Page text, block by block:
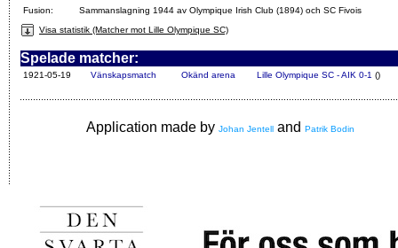
Fusion:
Sammanslagning 1944 av Olympique Irish Club (1894) och SC Fivois
Visa statistik (Matcher mot Lille Olympique SC)
Spelade matcher:
1921-05-19 Vänskapsmatch Okänd arena Lille Olympique SC - AIK 0-1 ()
Application made by Johan Jentell and Patrik Bodin